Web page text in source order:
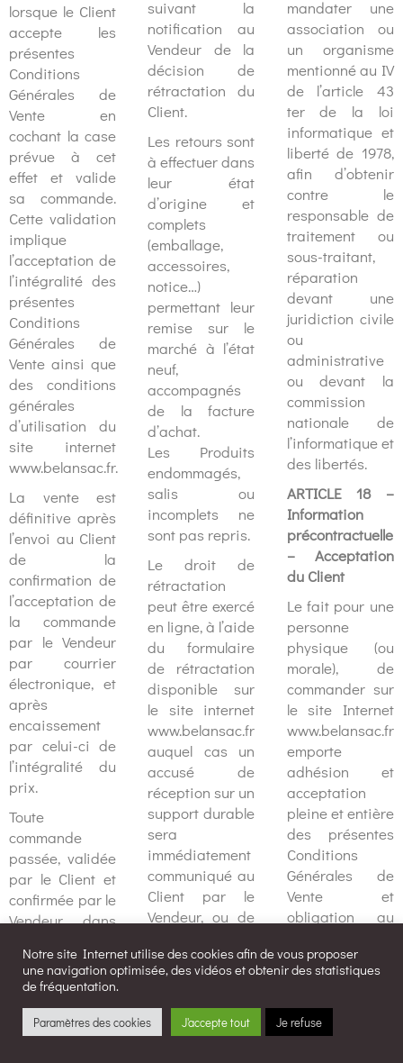
lorsque le Client
accepte les
présentes
Conditions
Générales de
Vente en
cochant la case
prévue à cet
effet et valide
sa commande.
Cette validation
implique
l’acceptation de
l’intégralité des
présentes
Conditions
Générales de
Vente ainsi que
des conditions
générales
d’utilisation du
site internet
www.belansac.fr.
La vente est
définitive après
l’envoi au Client
de la
confirmation de
l’acceptation de
la commande
par le Vendeur
par courrier
électronique, et
après
encaissement
par celui-ci de
l’intégralité du
prix.
Toute
commande
passée, validée
par le Client et
confirmée par le
Vendeur, dans
selon les
modalités ci-
dessus décrites,
sur le site
suivant la
notification au
Vendeur de la
décision de
rétractation du
Client.
Les retours sont
à effectuer dans
leur état
d’origine et
complets
(emballage,
accessoires,
notice…)
permettant leur
remise sur le
marché à l’état
neuf,
accompagnés
de la facture
d’achat.
Les Produits
endommagés,
salis ou
incomplets ne
sont pas repris.
Le droit de
rétractation
peut être exercé
en ligne, à l’aide
du formulaire
de rétractation
disponible sur
le site internet
www.belansac.fr
auquel cas un
accusé de
réception sur un
support durable
sera
immédiatement
communiqué au
Client par le
Vendeur, ou de
déclaration,
dénuée
exprimant la
volonté de se
mandater une
association ou
un organisme
mentionné au IV
de l’article 43
ter de la loi
informatique et
liberté de 1978,
afin d’obtenir
contre le
responsable de
traitement ou
sous-traitant,
réparation
devant une
juridiction civile
ou
administrative
ou devant la
commission
nationale de
l’informatique et
des libertés.
ARTICLE 18 –
Information
précontractuelle
– Acceptation
du Client
Le fait pour une
personne
physique (ou
morale), de
commander sur
le site Internet
www.belansac.fr
emporte
adhésion et
acceptation
pleine et entière
des présentes
Conditions
Générales de
Vente et
obligation au
Produits
commandés, ce
expressément
reconnu par le
Notre site Internet utilise des cookies afin de vous proposer
une navigation optimisée, des vidéos et obtenir des statistiques
de fréquentation.
Paramètres des cookies J'accepte tout Je refuse